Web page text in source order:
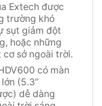
Extech được
trường khó
sụt giảm đột
hoặc những
sở ngoài trời.
có màn
(5.3”
dễ dàng